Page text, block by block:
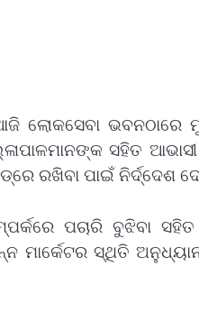
ଲୋକସେବା ଭବନଠାରେ
ସହିତ
ରଖିବା ପାଇଁ ନିର୍ଦ୍ଦେଶ
ପଚାରି ବୁଝିବା ସହିତ
ମାର୍କେଟର ସ୍ଥିତି